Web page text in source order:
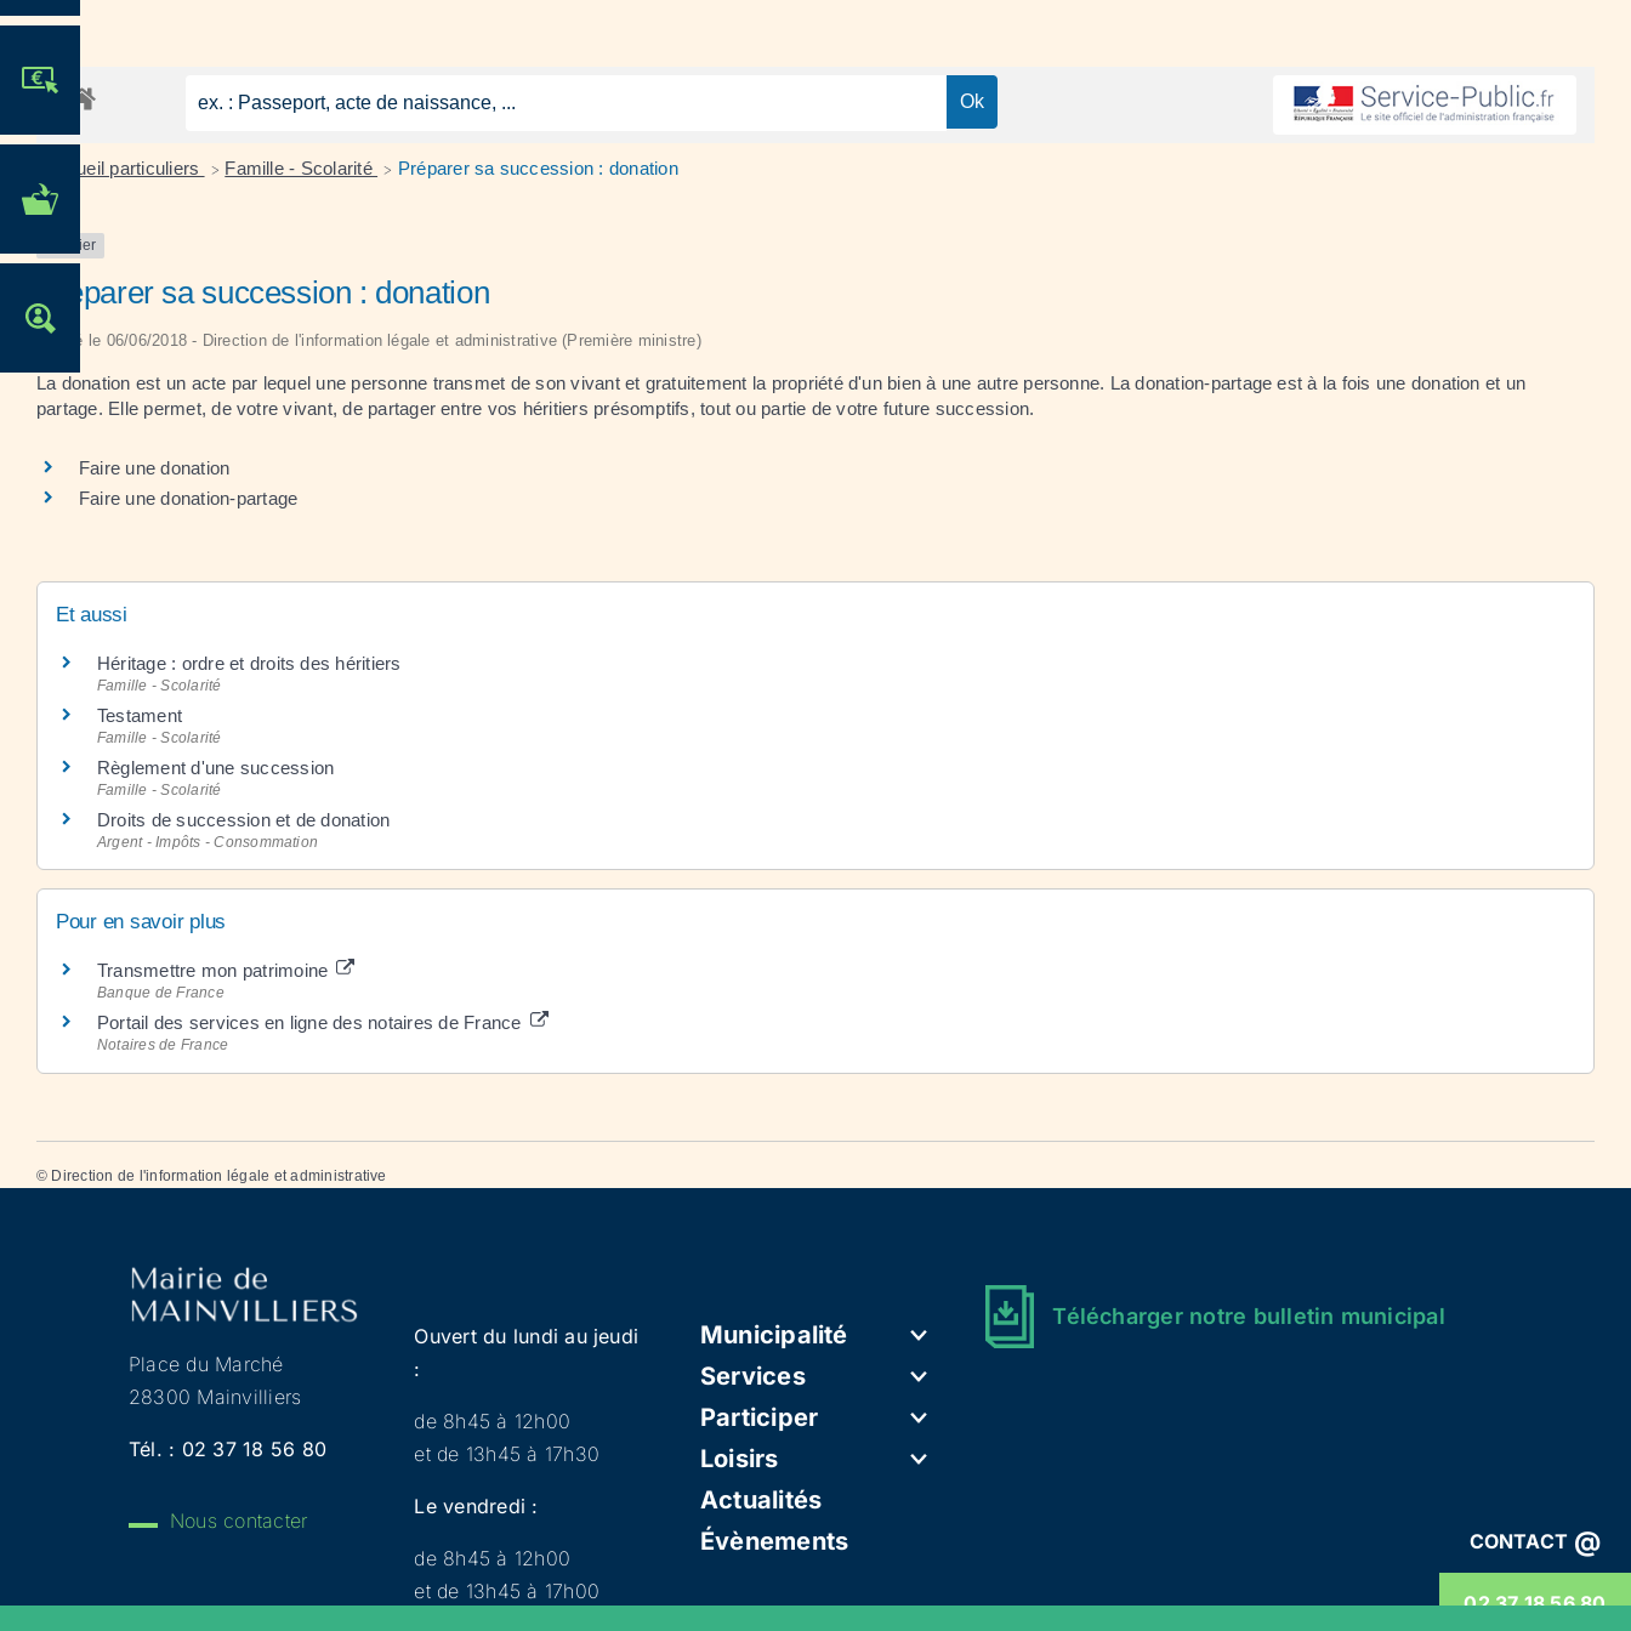
MES DÉMARCHES
CONTACT @
02 37 18 56 80
Accueil particuliers > Famille - Scolarité > Préparer sa succession : donation
Dossier
Préparer sa succession : donation
Vérifié le 06/06/2018 - Direction de l'information légale et administrative (Première ministre)
La donation est un acte par lequel une personne transmet de son vivant et gratuitement la propriété d'un bien à une autre personne. La donation-partage est à la fois une donation et un
partage. Elle permet, de votre vivant, de partager entre vos héritiers présomptifs, tout ou partie de votre future succession.
Faire une donation
Faire une donation-partage
Et aussi
Héritage : ordre et droits des héritiers
Famille - Scolarité
Testament
Famille - Scolarité
Règlement d'une succession
Famille - Scolarité
Droits de succession et de donation
Argent - Impôts - Consommation
Pour en savoir plus
Transmettre mon patrimoine
Banque de France
Portail des services en ligne des notaires de France
Notaires de France
© Direction de l'information légale et administrative
Place du Marché
28300 Mainvilliers
Tél. : 02 37 18 56 80
Nous contacter
Ouvert du lundi au jeudi
:
de 8h45 à 12h00
et de 13h45 à 17h30
Le vendredi :
de 8h45 à 12h00
et de 13h45 à 17h00
Municipalité
Services
Participer
Loisirs
Actualités
Évènements
Télécharger notre bulletin municipal